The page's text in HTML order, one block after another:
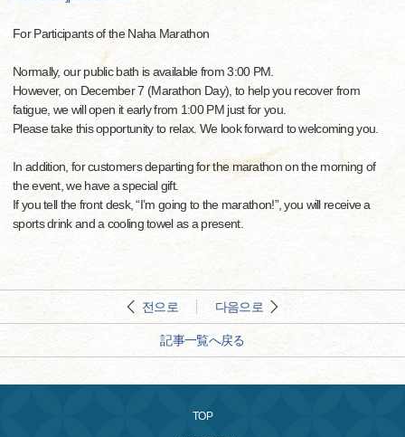
For Participants of the Naha Marathon
Normally, our public bath is available from 3:00 PM.
However, on December 7 (Marathon Day), to help you recover from
fatigue, we will open it early from 1:00 PM just for you.
Please take this opportunity to relax. We look forward to welcoming you.
In addition, for customers departing for the marathon on the morning of
the event, we have a special gift.
If you tell the front desk, “I’m going to the marathon!”, you will receive a
sports drink and a cooling towel as a present.
전으로 다음으로
記事一覧へ戻る
TOP